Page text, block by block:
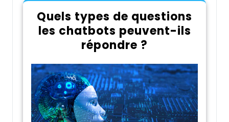
Quels types de questions
les chatbots peuvent-ils
répondre ?